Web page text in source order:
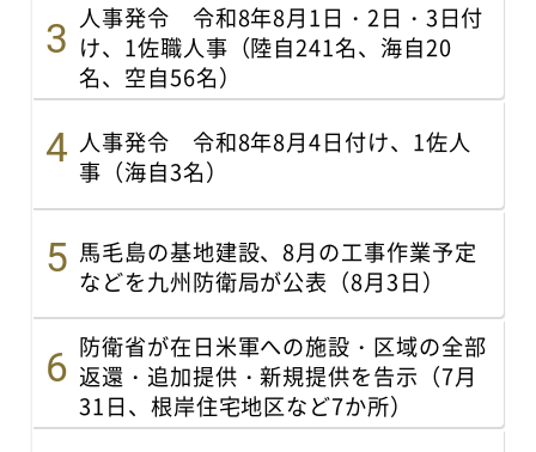
人事発令 令和8年8月1日・2日・3日付
け、1佐職人事（陸自241名、海自20
名、空自56名）
人事発令 令和8年8月4日付け、1佐人
事（海自3名）
馬毛島の基地建設、8月の工事作業予定
などを九州防衛局が公表（8月3日）
防衛省が在日米軍への施設・区域の全部
返還・追加提供・新規提供を告示（7月
31日、根岸住宅地区など7か所）